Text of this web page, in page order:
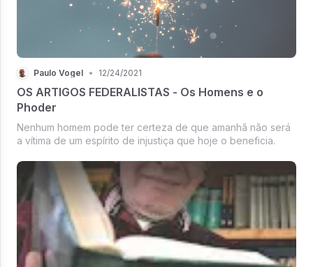
Paulo Vogel • 12/24/2021
OS ARTIGOS FEDERALISTAS - Os Homens e o
Phoder
Nenhum homem pode ter certeza de que amanhã não será
a vítima de um espírito de injustiça que hoje o beneficia.